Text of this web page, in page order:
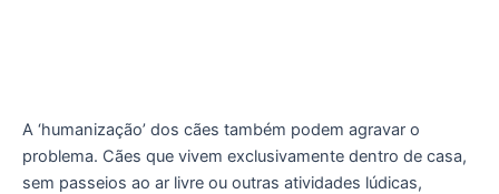
A ‘humanização’ dos cães também podem agravar o
problema. Cães que vivem exclusivamente dentro de casa,
sem passeios ao ar livre ou outras atividades lúdicas,